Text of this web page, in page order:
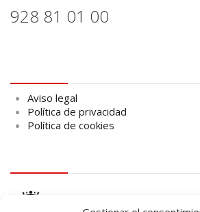
928 81 01 00
Aviso legal
Política de privacidad
Política de cookies